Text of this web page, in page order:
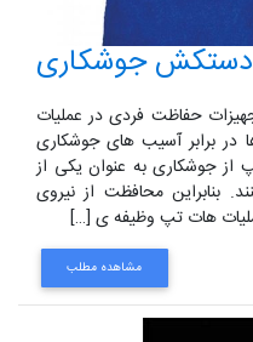
دستکش جوشکاری
حفاظت فردی در عملیات
برابر آسیب های جوشکاری
جوشکاری به عنوان یکی از
بنابراین محافظت از نیروی
هات تپ وظیفه ی […]
مشاهده مطلب